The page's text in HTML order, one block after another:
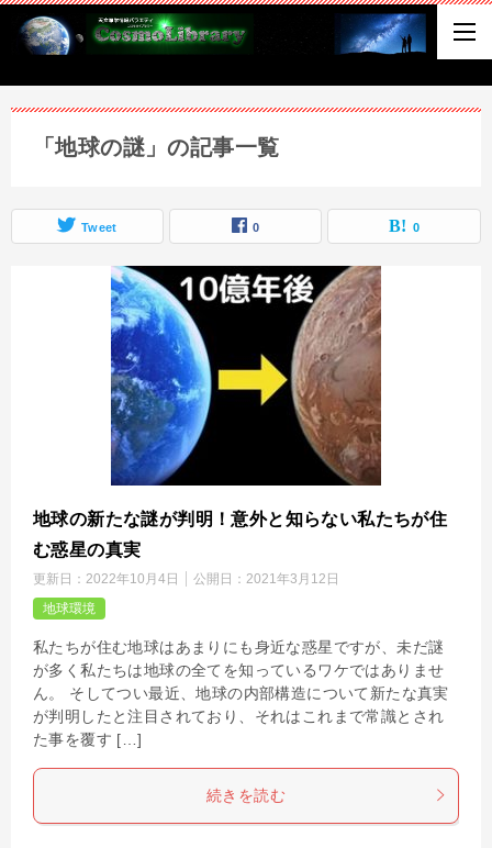
「地球の謎」の記事一覧
Tweet 0 0
地球の新たな謎が判明！意外と知らない私たちが住
む惑星の真実
更新日： 2022年10月4日 公開日： 2021年3月12日
地球環境
私たちが住む地球はあまりにも身近な惑星ですが、未だ謎
が多く私たちは地球の全てを知っているワケではありませ
ん。 そしてつい最近、地球の内部構造について新たな真実
が判明したと注目されており、それはこれまで常識とされ
た事を覆す […]
続きを読む